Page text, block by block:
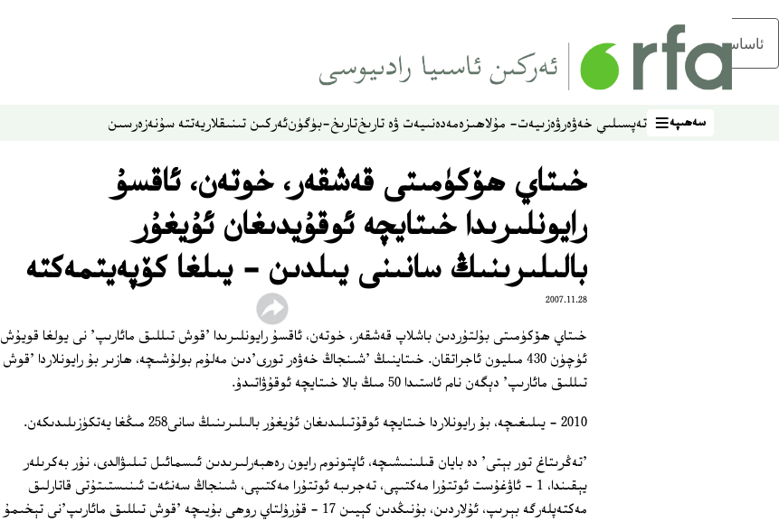
ئاساسلىق مەزمۇنغا ئاتلاڭ
سەھىپە
سەھىپە تەپسىلىي خەۋەرۋەزىيەت- مۇلاھىزەمەدەنىيەت ۋە تارىختارىخ-بۈگۈنئەركىن تىنىقلاريەتتە سۇنەزەرسىن
خىتاي ھۆكۈمىتى قەشقەر، خوتەن، ئاقسۇ
رايونلىرىدا خىتايچە ئوقۇيدىغان ئۇيغۇر
بالىلىرىنىڭ سانىنى يىلدىن ‏- يىلغا كۆپەيتمەكتە
2007.11.28
خىتاي ھۆكۈمىتى بۇلتۇردىن باشلاپ قەشقەر، خوتەن، ئاقسۇ رايونلىرىدا 'قوش تىللىق مائارىپ' نى يولغا قويۇش
ئۈچۈن 430 مىليون ئاجراتقان. خىتاينىڭ 'شىنجاڭ خەۋەر تورى'دىن مەلۇم بولۇشىچە، ھازىر بۇ رايونلاردا 'قوش
تىللىق مائارىپ' دېگەن نام ئاستىدا 50 مىڭ بالا خىتايچە ئوقۇۋاتىدۇ.
2010 ‏- يىلىغىچە، بۇ رايونلاردا خىتايچە ئوقۇتىلىدىغان ئۇيغۇر بالىلىرىنىڭ سانى258 مىڭغا يەتكۈزىلىدىكەن.
'تەڭرىتاغ تور بېتى' دە بايان قىلىنىشىچە، ئاپتونوم رايون رەھبەرلىرىدىن ئىسمائىل تىلىۋالدى، نۇر بەكرىلەر
يېقىندا، 1 ‏- ئاۋغۇست ئوتتۇرا مەكتىپى، تەجرىبە ئوتتۇرا مەكتىپى، شىنجاڭ سەنئەت ئىنىستىتۇتى قاتارلىق
مەكتەپلەرگە بېرىپ، ئۇلاردىن، بۇنىڭدىن كېيىن 17 ‏- قۇرۇلتاي روھى بۇيىچە 'قوش تىللىق مائارىپ'نى تېخىمۇ